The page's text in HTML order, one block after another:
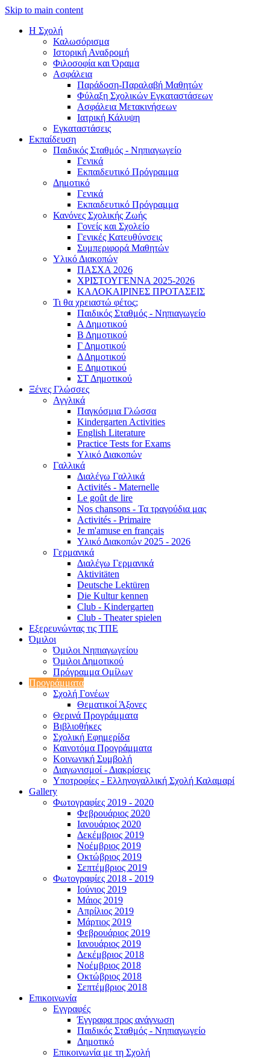
Skip to main content
Η Σχολή
Καλωσόρισμα
Iστορική Αναδρομή
Φιλοσοφία και Όραμα
Ασφάλεια
Παράδοση-Παραλαβή Μαθητών
Φύλαξη Σχολικών Εγκαταστάσεων
Ασφάλεια Μετακινήσεων
Ιατρική Κάλυψη
Εγκαταστάσεις
Εκπαίδευση
Παιδικός Σταθμός - Νηπιαγωγείο
Γενικά
Εκπαιδευτικό Πρόγραμμα
Δημοτικό
Γενικά
Εκπαιδευτικό Πρόγραμμα
Κανόνες Σχολικής Ζωής
Γονείς και Σχολείο
Γενικές Κατευθύνσεις
Συμπεριφορά Μαθητών
Υλικό Διακοπών
ΠAΣΧA 2026
ΧΡΙΣΤΟΥΓΕΝΝΑ 2025-2026
ΚΑΛΟΚΑΙΡΙΝΕΣ ΠΡΟΤΑΣΕΙΣ
Τι θα χρειαστώ φέτος;
Παιδικός Σταθμός - Νηπιαγωγείο
Α Δημοτικού
Β Δημοτικού
Γ Δημοτικού
Δ Δημοτικού
Ε Δημοτικού
ΣΤ Δημοτικού
Ξένες Γλώσσες
Αγγλικά
Παγκόσμια Γλώσσα
Kindergarten Activities
English Literature
Practice Tests for Exams
Υλικό Διακοπών
Γαλλικά
Διαλέγω Γαλλικά
Activités - Maternelle
Le goût de lire
Nos chansons - Τα τραγούδια μας
Activités - Primaire
Je m'amuse en français
Υλικό Διακοπών 2025 - 2026
Γερμανικά
Διαλέγω Γερμανικά
Aktivitäten
Deutsche Lektüren
Die Kultur kennen
Club - Kindergarten
Club - Theater spielen
Εξερευνώντας τις ΤΠΕ
Όμιλοι
Όμιλοι Νηπιαγωγείου
Όμιλοι Δημοτικού
Πρόγραμμα Ομίλων
Προγράμματα
Σχολή Γονέων
Θεματικοί Άξονες
Θερινά Προγράμματα
Βιβλιοθήκες
Σχολική Εφημερίδα
Καινοτόμα Προγράμματα
Κοινωνική Συμβολή
Διαγωνισμοί - Διακρίσεις
Υποτροφίες - Ελληνογαλλική Σχολή Καλαμαρί
Gallery
Φωτογραφίες 2019 - 2020
Φεβρουάριος 2020
Ιανουάριος 2020
Δεκέμβριος 2019
Νοέμβριος 2019
Οκτώβριος 2019
Σεπτέμβριος 2019
Φωτογραφίες 2018 - 2019
Ιούνιος 2019
Μάιος 2019
Απρίλιος 2019
Μάρτιος 2019
Φεβρουάριος 2019
Ιανουάριος 2019
Δεκέμβριος 2018
Νοέμβριος 2018
Οκτώβριος 2018
Σεπτέμβριος 2018
Επικοινωνία
Εγγραφές
Έγγραφα προς ανάγνωση
Παιδικός Σταθμός - Νηπιαγωγείο
Δημοτικό
Επικοινωνία με τη Σχολή